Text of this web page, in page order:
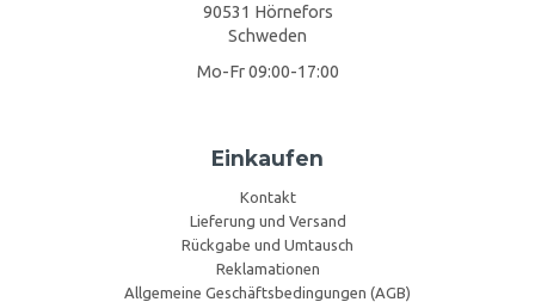
90531 Hörnefors
Schweden
Mo-Fr 09:00-17:00
Einkaufen
Kontakt
Lieferung und Versand
Rückgabe und Umtausch
Reklamationen
Allgemeine Geschäftsbedingungen (AGB)